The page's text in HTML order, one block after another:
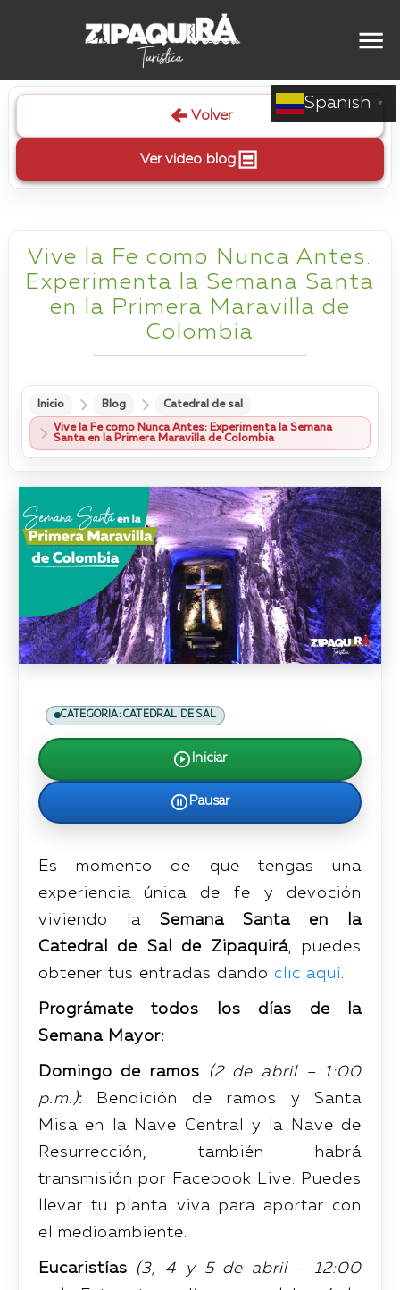
Spanish ▼
Volver
Ver video blog
Vive la Fe como Nunca Antes:
Experimenta la Semana Santa
en la Primera Maravilla de
Colombia
Inicio Blog Catedral de sal
Vive la Fe como Nunca Antes: Experimenta la Semana
Santa en la Primera Maravilla de Colombia
CATEGORIA: CATEDRAL DE SAL
Iniciar
Pausar
Es momento de que tengas una
experiencia única de fe y devoción
viviendo la Semana Santa en la
Catedral de Sal de Zipaquirá, puedes
obtener tus entradas dando clic aquí.
Prográmate todos los días de la
Semana Mayor:
Domingo de ramos
(2 de abril – 1:00
p.m.): Bendición de ramos y Santa
Misa en la Nave Central y la Nave de
Resurrección, también habrá
transmisión por Facebook Live. Puedes
llevar tu planta viva para aportar con
el medioambiente.
Eucaristías
(3, 4 y 5 de abril – 12:00